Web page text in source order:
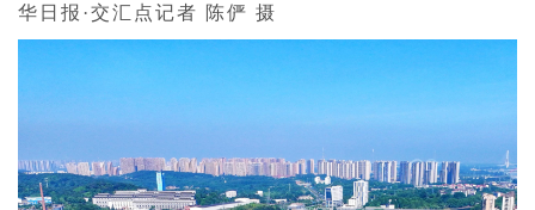
华日报·交汇点记者 陈俨 摄